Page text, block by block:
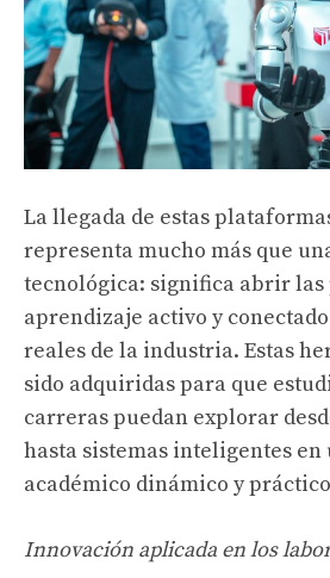
La llegada de estas
representa mucho más que
tecnológica: significa abrir las
aprendizaje activo y
reales de la industria. Estas
sido adquiridas para que
carreras puedan explorar
hasta sistemas inteligentes en
académico dinámico y
Innovación aplicada en los